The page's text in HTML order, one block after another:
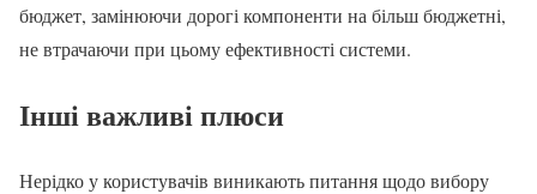
бюджет, замінюючи дорогі компоненти на більш бюджетні,
не втрачаючи при цьому ефективності системи.
Інші важливі плюси
Нерідко у користувачів виникають питання щодо вибору